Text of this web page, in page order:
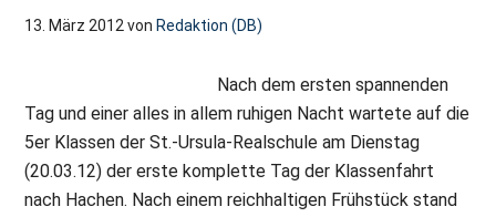
und
entdecken
13. März 2012von Redaktion (DB)
Nach dem ersten spannenden
Tag und einer alles in allem ruhigen Nacht wartete auf die
5er Klassen der St.-Ursula-Realschule am Dienstag
(20.03.12) der erste komplette Tag der Klassenfahrt
nach Hachen. Nach einem reichhaltigen Frühstück stand